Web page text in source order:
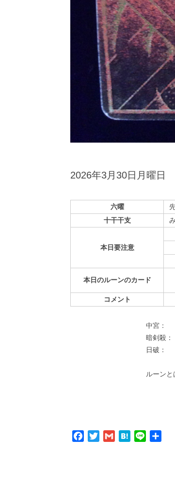
2026年3月30日月曜日
六曜
十干干支
本日要注意
本日のルーンのカード
コメント
中宮：
暗剣殺：
⽇破：
ルーンと
Facebook
TwitterGmail Hatena
Line